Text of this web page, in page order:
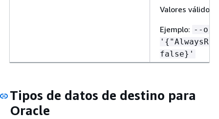
Valores válidos:
Ejemplo: --
' {
false}'
Tipos de datos de destino para
Oracle